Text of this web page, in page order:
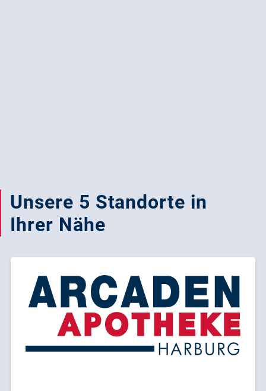
Unsere 5 Standorte in
Ihrer Nähe